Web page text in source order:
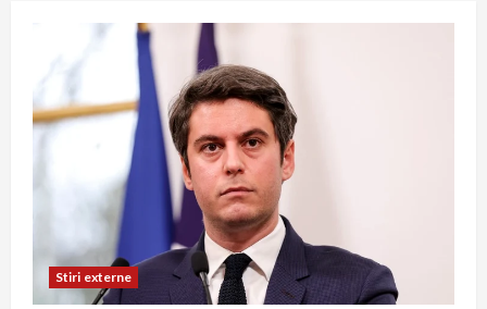
Stiri externe